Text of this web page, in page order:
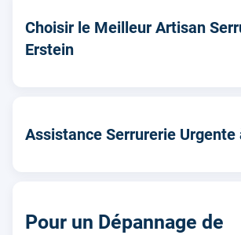
Choisir le Meilleur Artisan
Erstein
Assistance Serrurerie Urgente
Pour un Dépannage de